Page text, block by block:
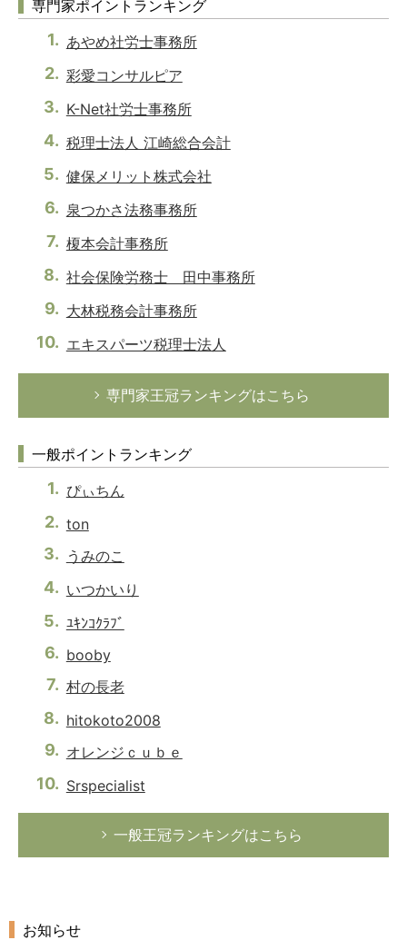
専門家ポイントランキング
あやめ社労士事務所
彩愛コンサルピア
K-Net社労士事務所
税理士法人 江崎総合会計
健保メリット株式会社
泉つかさ法務事務所
榎本会計事務所
社会保険労務士 田中事務所
大林税務会計事務所
エキスパーツ税理士法人
専門家王冠ランキングはこちら
一般ポイントランキング
ぴぃちん
ton
うみのこ
いつかいり
ﾕｷﾝｺｸﾗﾌﾞ
booby
村の長老
hitokoto2008
オレンジｃｕｂｅ
Srspecialist
一般王冠ランキングはこちら
お知らせ